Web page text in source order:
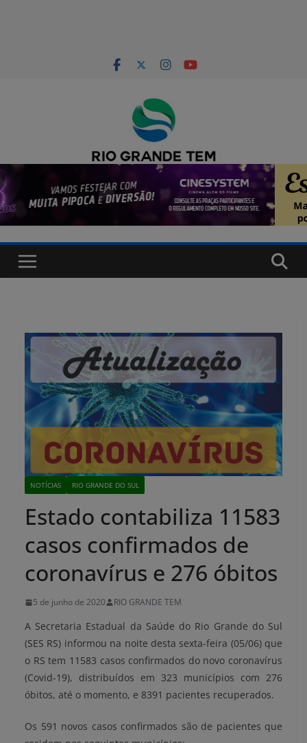
NOTÍCIAS RIO GRANDE DO SUL
Estado contabiliza 11583
casos confirmados de
coronavírus e 276 óbitos
5 de junho de 2020 RIO GRANDE TEM
A Secretaria Estadual da Saúde do Rio Grande do Sul
(SES RS) informou na noite desta sexta-feira (05/06) que
o RS tem 11583 casos confirmados do novo coronavírus
(Covid-19), distribuídos em 323 municípios com 276
óbitos, até o momento, e 8391 pacientes recuperados.
Os 591 novos casos confirmados são de pacientes que